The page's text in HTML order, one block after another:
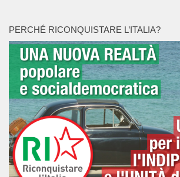
PERCHÉ RICONQUISTARE L’ITALIA?